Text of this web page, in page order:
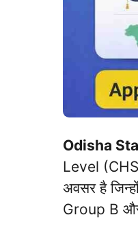
Odisha
Level
अवसर है
Group B और